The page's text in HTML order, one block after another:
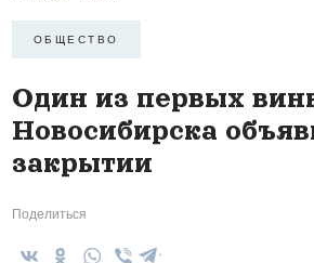
ОБЩЕСТВО
Один из первых
Новосибирска
закрытии
Поделиться